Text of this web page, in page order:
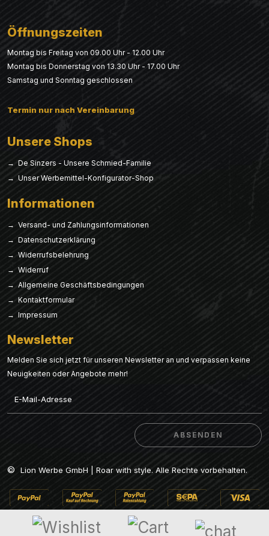
Öffnungszeiten
Montag bis Freitag von 09.00 Uhr - 12.00 Uhr
Montag bis Donnerstag von 13.30 Uhr - 17.00 Uhr
Samstag und Sonntag geschlossen
Termin nur nach Vereinbarung
Unsere Shops
→ De Sinzers - Unsere Schmied-Familie
→ Unser Werbemittel-Konfigurator-Shop
Informationen
→ Versand- und Zahlungsinformationen
→ Datenschutzerklärung
→ Widerrufsbelehrung
→ Widerruf
→ Allgemeine Geschäftsbedingungen
→ Kontaktformular
→ Impressum
Newsletter
Melden Sie sich jetzt für unseren Newsletter an und verpassen keine
Neuigkeiten oder Angebote mehr!
ABSENDEN
ABSENDEN
© Lion Werbe GmbH | Roar with style. Alle Rechte vorbehalten.